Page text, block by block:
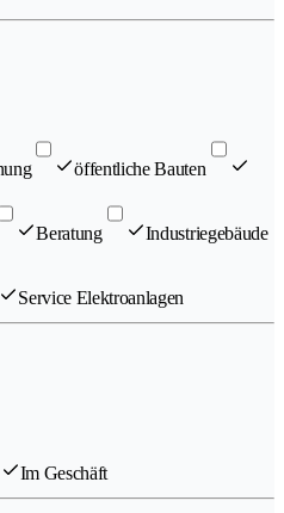
öffentliche Bauten
Beratung Industriegebäude
Service Elektroanlagen
Im Geschäft